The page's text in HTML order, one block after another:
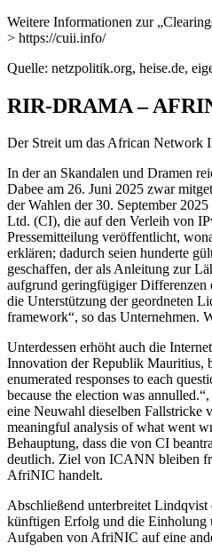
Weitere Informationen zur
> https://cuii.info/
Quelle: netzpolitik.org, heise.de,
RIR-DRAMA –
Der Streit um das African Network
In der an Skandalen und Dramen
Dabee am 26. Juni 2025 zwar
der Wahlen der 30. September
Ltd. (CI), die auf den Verleih von
Pressemitteilung veröffentlicht,
erklären; dadurch seien hunderte
geschaffen, der als Anleitung zur
aufgrund geringfügiger Differenzen
die Unterstützung der geordneten
framework“, so das Unternehmen.
Unterdessen erhöht auch die
Innovation der Republik Mauritius,
enumerated responses to each
because the election was
eine Neuwahl dieselben Fallstricke
meaningful analysis of what went
Behauptung, dass die von CI
deutlich. Ziel von ICANN bleiben
AfriNIC handelt.
Abschließend unterbreitet
künftigen Erfolg und die Einholung
Aufgaben von AfriNIC auf eine